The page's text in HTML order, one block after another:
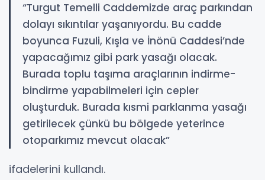
“Turgut Temelli Caddemizde araç parkından
dolayı sıkıntılar yaşanıyordu. Bu cadde
boyunca Fuzuli, Kışla ve İnönü Caddesi’nde
yapacağımız gibi park yasağı olacak.
Burada toplu taşıma araçlarının indirme-
bindirme yapabilmeleri için cepler
oluşturduk. Burada kısmi parklanma yasağı
getirilecek çünkü bu bölgede yeterince
otoparkımız mevcut olacak”
ifadelerini kullandı.